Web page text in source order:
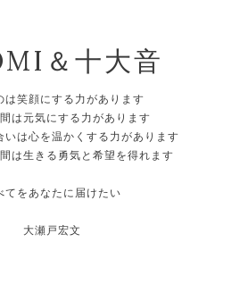
＆十大音
は笑顔にする力があります
は元気にする力があります
いは心を温かくする力があります
は生きる勇気と希望を得れます
てをあなたに届けたい
大瀬戸宏文